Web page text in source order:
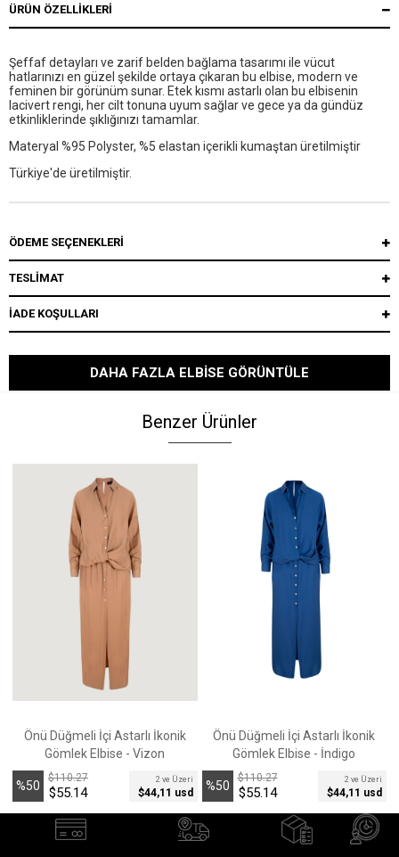
ÜRÜN ÖZELLIKLERI
Şeffaf detayları ve zarif belden bağlama tasarımı ile vücut
hatlarınızı en güzel şekilde ortaya çıkaran bu elbise, modern ve
feminen bir görünüm sunar. Etek kısmı astarlı olan bu elbisenin
lacivert rengi, her cilt tonuna uyum sağlar ve gece ya da gündüz
etkinliklerinde şıklığınızı tamamlar.
Materyal %95 Polyster, %5 elastan içerikli kumaştan üretilmiştir
Türkiye'de üretilmiştir.
ÖDEME SEÇENEKLERI
TESLİMAT
İADE KOŞULLARI
DAHA FAZLA ELBISE GÖRÜNTÜLE
Benzer Ürünler
Önü Düğmeli İçi Astarlı İkonik
Gömlek Elbise - Vizon
%50
İndirim
$55.14
$110.27 2 ve Üzeri
$44,11 usd
Önü Düğmeli İçi Astarlı İkonik
Gömlek Elbise - İndigo
%50
İndirim
$55.14
$110.27 2 ve Üzeri
$44,11 usd